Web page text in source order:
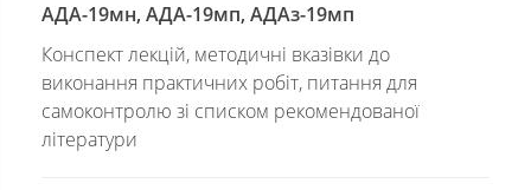
АДА-19мн, АДА-19мп, АДАз-19мп
Конспект лекцій, методичні вказівки до
виконання практичних робіт, питання для
самоконтролю зі списком рекомендованої
літератури